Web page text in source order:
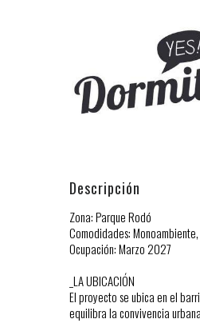
Descripción
Zona: Parque Rodó
Comodidades:
Ocupación: Marzo 2027
_LA UBICACIÓN
El proyecto se ubica en el
equilibra la convivencia